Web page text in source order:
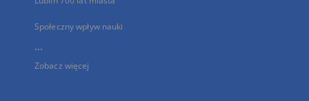
Społeczny wpływ nauki
...
Zobacz więcej